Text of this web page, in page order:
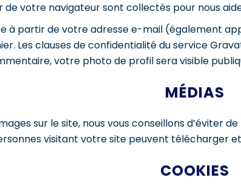
de votre navigateur sont collectés pour nous
à partir de votre adresse e-mail (également
Les clauses de confidentialité du service
votre photo de profil sera visible
MÉDIAS
sur le site, nous vous conseillons d’éviter
visitant votre site peuvent télécharger
COOKIES